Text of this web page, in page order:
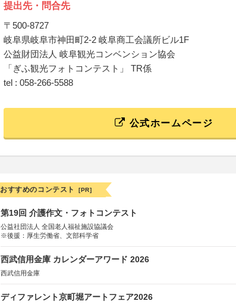
提出先・問合先
〒500-8727
岐阜県岐阜市神田町2-2 岐阜商工会議所ビル1F
公益財団法人 岐阜観光コンベンション協会
「ぎふ観光フォトコンテスト」 TR係
tel : 058-266-5588
公式ホームページ
おすすめのコンテスト [PR]
第19回 介護作文・フォトコンテスト
公益社団法人 全国老人福祉施設協議会
※後援：厚生労働省、文部科学省
西武信用金庫 カレンダーアワード 2026
西武信用金庫
ディファレント京町堀アートフェア2026